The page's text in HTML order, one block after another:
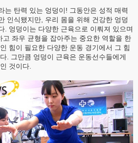
는 탄력 있는 엉덩이! 그동안은 성적 매력
인식됐지만, 우리 몸을 위해 건강한 엉덩
. 엉덩이는 다양한 근육으로 이뤄져 있으며
좌우 균형을 잡아주는 중요한 역할을 한
힘이 필요한 다양한 운동 경기에서 그 힘
. 그만큼 엉덩이 근육은 운동선수들에게
것이다.